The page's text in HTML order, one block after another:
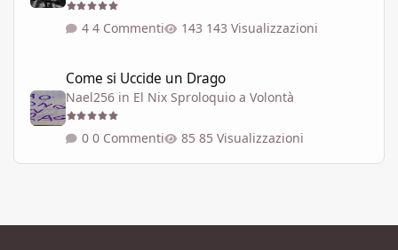
4 Commenti 143 Visualizzazioni
Come si Uccide un Drago
Nael256 in El Nix Sproloquio a Volontà
0 Commenti 85 Visualizzazioni